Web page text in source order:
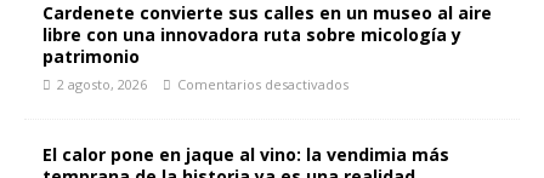
Cardenete convierte sus calles en un museo al aire
libre con una innovadora ruta sobre micología y
patrimonio
2 agosto, 2026 Comentarios desactivados
El calor pone en jaque al vino: la vendimia más